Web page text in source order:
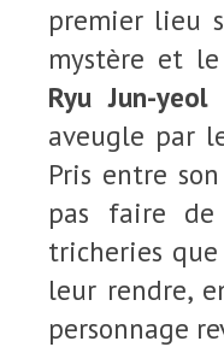
premier lieu
mystère et le
Ryu Jun-yeol
aveugle par
Pris entre
pas faire de
tricheries
leur rendre,
personnage